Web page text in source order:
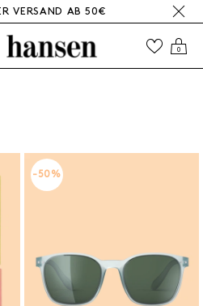
VERSAND AB 50€
0
-50%